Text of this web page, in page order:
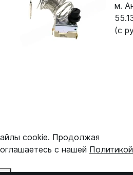
м.
(с
cookie. Продолжая
с нашей Политикой